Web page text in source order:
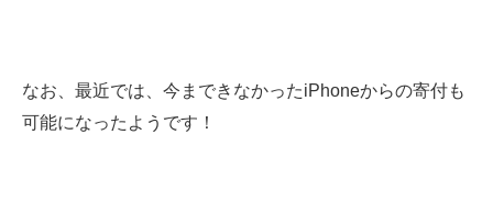
なお、最近では、今まできなかったiPhoneからの寄付も
可能になったようです！